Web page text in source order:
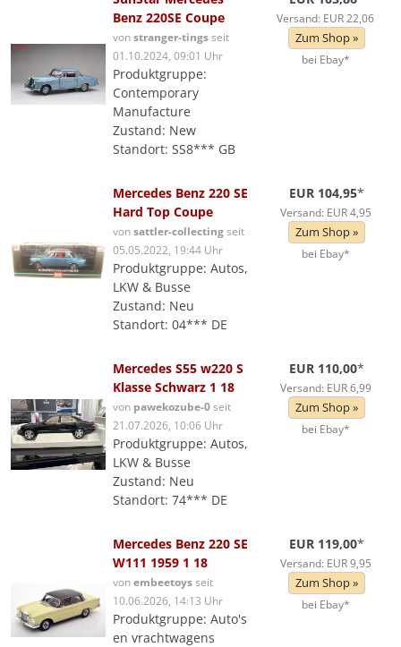
Benz 220SE Coupe
vonstranger-tingsseit
01.10.2024, 09:01 Uhr
Produktgruppe:
Contemporary
Manufacture
Zustand: New
Standort: SS8*** GB
Versand: EUR 22,06
Zum Shop »
bei Ebay*
Mercedes Benz 220 SE
Hard Top Coupe
vonsattler-collectingseit
05.05.2022, 19:44 Uhr
Produktgruppe: Autos,
LKW & Busse
Zustand: Neu
Standort: 04*** DE
EUR 104,95*
Versand: EUR 4,95
Zum Shop »
bei Ebay*
Mercedes S55 w220 S
Klasse Schwarz 1 18
von pawekozube-0seit
21.07.2026, 10:06 Uhr
Produktgruppe: Autos,
LKW & Busse
Zustand: Neu
Standort: 74*** DE
EUR 110,00*
Versand: EUR 6,99
Zum Shop »
bei Ebay*
Mercedes Benz 220 SE
W111 1959 1 18
vonembeetoysseit
10.06.2026, 14:13 Uhr
Produktgruppe: Auto's
en vrachtwagens
EUR 119,00*
Versand: EUR 9,95
Zum Shop »
bei Ebay*